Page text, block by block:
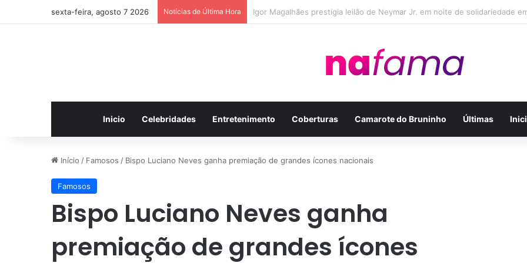
sexta-feira, agosto 7 2026 Notícias de Última Hora Wilker Manoel Soares e Thiago Michelasi fazem cobertura exclusiva do
Inicio Celebridades Entretenimento Coberturas Camarote do Bruninho Últimas
Início / Famosos / Bispo Luciano Neves ganha premiação de grandes ícones nacionais
Famosos
Bispo Luciano Neves ganha
premiação de grandes ícones